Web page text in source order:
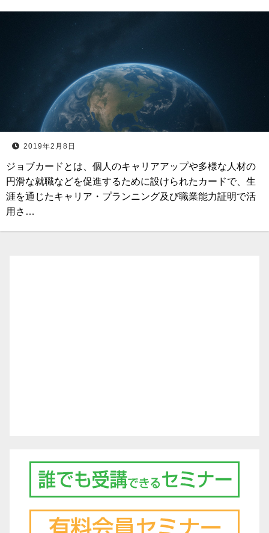
2019年2月8日
ジョブカードとは、個人のキャリアアップや多様な人材の
円滑な就職などを促進するために設けられたカードで、生
涯を通じたキャリア・プランニング及び職業能力証明で活
用さ…